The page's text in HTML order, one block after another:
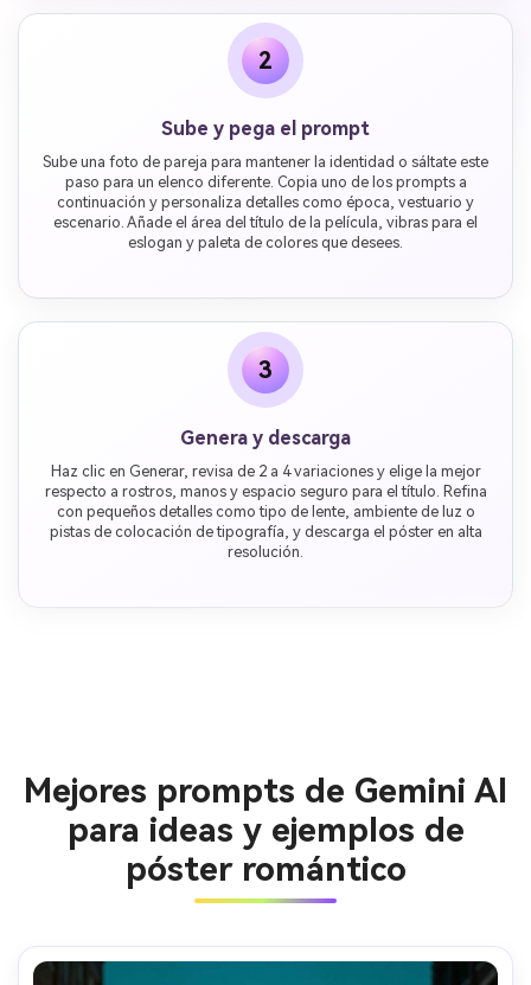
2
Sube y pega el prompt
Sube una foto de pareja para mantener la identidad o sáltate este
paso para un elenco diferente. Copia uno de los prompts a
continuación y personaliza detalles como época, vestuario y
escenario. Añade el área del título de la película, vibras para el
eslogan y paleta de colores que desees.
3
Genera y descarga
Haz clic en Generar, revisa de 2 a 4 variaciones y elige la mejor
respecto a rostros, manos y espacio seguro para el título. Refina
con pequeños detalles como tipo de lente, ambiente de luz o
pistas de colocación de tipografía, y descarga el póster en alta
resolución.
Mejores prompts de Gemini AI
para ideas y ejemplos de
póster romántico